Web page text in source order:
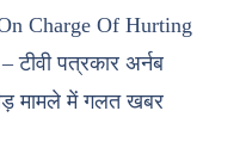
Charge Of Hurting
पत्रकार अर्नब
मामले में गलत खबर